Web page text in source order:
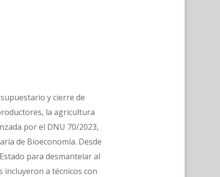
y cierre de
la agricultura
por el DNU 70/2023,
de Bioeconomía. Desde
para desmantelar al
incluyeron a técnicos con